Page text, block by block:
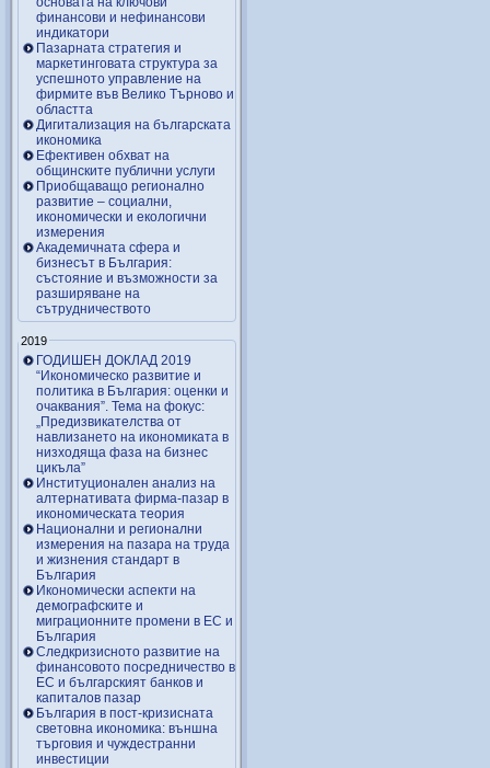
финансови и нефинансови
индикатори
Пазарната стратегия и
маркетинговата структура за
успешното управление на
фирмите във Велико Търново и
областта
Дигитализация на българската
икономика
Ефективен обхват на
общинските публични услуги
Приобщаващо регионално
развитие – социални,
икономически и екологични
измерения
Академичната сфера и
бизнесът в България:
състояние и възможности за
разширяване на
сътрудничеството
2019
ГОДИШЕН ДОКЛАД 2019
“Икономическо развитие и
политика в България: оценки и
очаквания”. Тема на фокус:
„Предизвикателства от
навлизането на икономиката в
низходяща фаза на бизнес
цикъла”
Институционален анализ на
алтернативата фирма-пазар в
икономическата теория
Национални и регионални
измерения на пазара на труда
и жизнения стандарт в
България
Икономически аспекти на
демографските и
миграционните промени в ЕС и
България
Следкризисното развитие на
финансовото посредничество в
ЕС и българският банков и
капиталов пазар
България в пост-кризисната
световна икономика: външна
търговия и чуждестранни
инвестиции